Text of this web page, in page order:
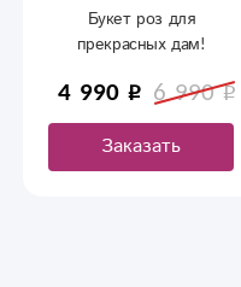
Букет роз для
прекрасных дам!
4 990 6 990
Заказать